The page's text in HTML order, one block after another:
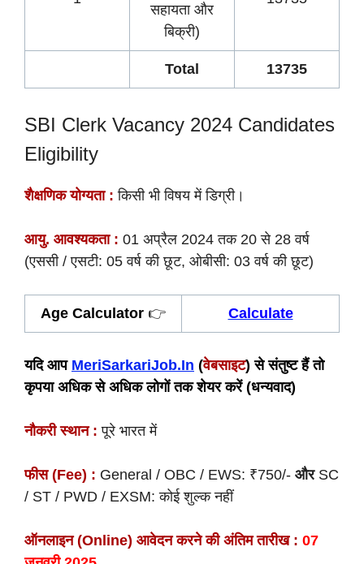
सहायता और
बिक्री)
Total 13735
SBI Clerk Vacancy 2024 Candidates
Eligibility
शैक्षणिक योग्यता : किसी भी विषय में डिग्री।
आयु. आवश्यकता : 01 अप्रैल 2024 तक 20 से 28 वर्ष
(एससी / एसटी: 05 वर्ष की छूट, ओबीसी: 03 वर्ष की छूट)
Age Calculator 👉 Calculate
यदि आप MeriSarkariJob.In (वेबसाइट) से संतुष्ट हैं तो
कृपया अधिक से अधिक लोगों तक शेयर करें (धन्यवाद)
नौकरी स्थान : पूरे भारत में
फीस (Fee) : General / OBC / EWS: ₹750/- औरSC
/ ST / PWD / EXSM: कोई शुल्क नहीं
ऑनलाइन (Online) आवेदन करने की अंतिम तारीख : 07